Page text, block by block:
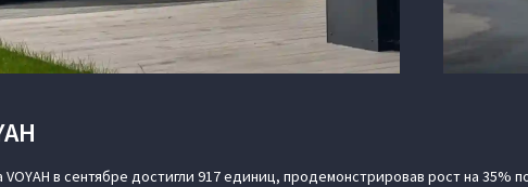
в сентябре достигли 917 единиц, продемонстрировав рост на